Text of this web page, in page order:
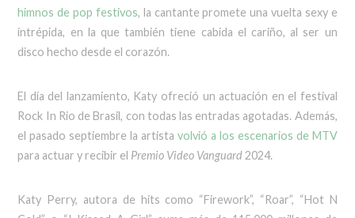
himnos de pop festivos, la cantante promete una vuelta sexy e
intrépida, en la que también tiene cabida el cariño, al ser un
disco hecho desde el corazón.
El día del lanzamiento, Katy ofreció un actuación en el festival
Rock In Rio de Brasil, con todas las entradas agotadas. Además,
el pasado septiembre la artista volvió a los escenarios de MTV
para actuar y recibir el Premio Video Vanguard 2024.
Katy Perry, autora de hits como “Firework”, “Roar”, “Hot N